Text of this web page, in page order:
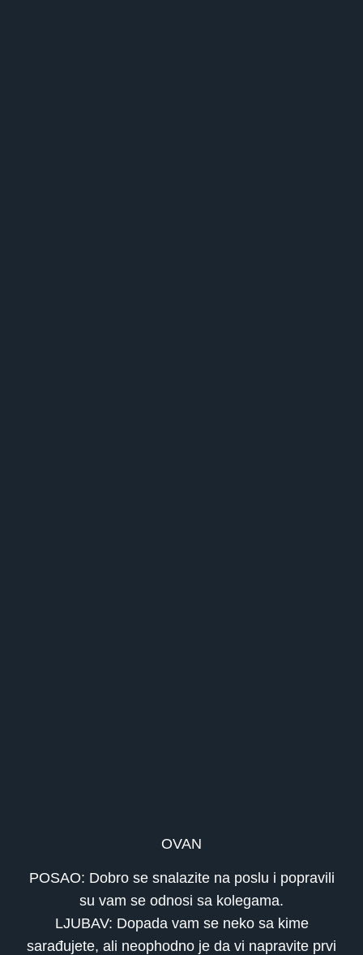
OVAN
POSAO: Dobro se snalazite na poslu i popravili
su vam se odnosi sa kolegama.
LJUBAV: Dopada vam se neko sa kime
sarađujete, ali neophodno je da vi napravite prvi